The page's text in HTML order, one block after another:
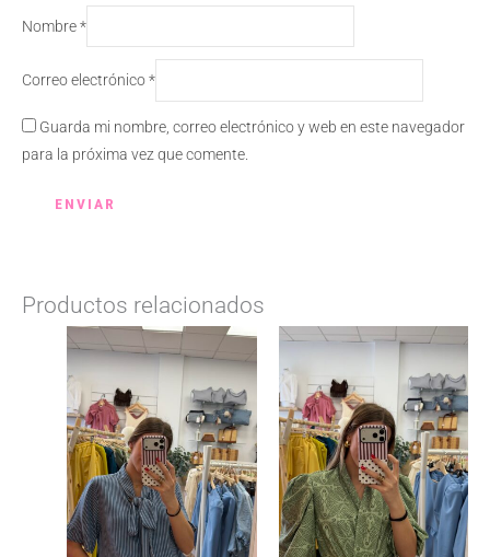
Nombre*
Correo electrónico*
Guarda mi nombre, correo electrónico y web en este navegador
para la próxima vez que comente.
Productos relacionados